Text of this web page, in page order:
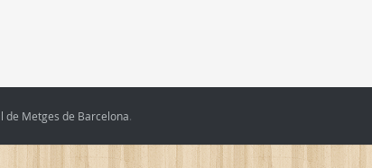
de Metges de Barcelona.